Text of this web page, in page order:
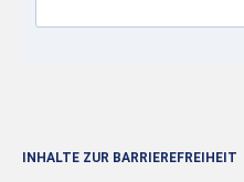
INHALTE ZUR BARRIEREFREIHEIT